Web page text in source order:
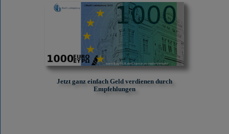
Jetzt ganz einfach Geld verdienen durch
Empfehlungen